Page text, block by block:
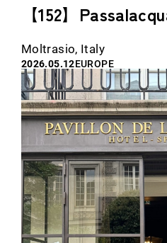
【152】
Moltrasio, Italy
2026.05.12EUROPE